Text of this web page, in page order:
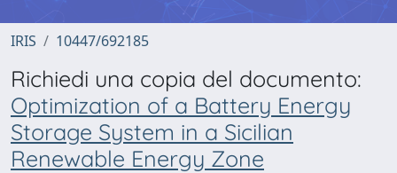
IRIS 10447/692185
Richiedi una copia del documento:
Optimization of a Battery Energy
Storage System in a Sicilian
Renewable Energy Zone